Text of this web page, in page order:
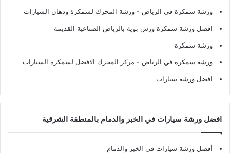
ورشة سمكرة في الرياض - ورشة المحرك لسمكرة ودهان السيارات
افضل ورشة سمكرة ورش بوية بالرياض الصناعية القديمة
ورشة سمكرة
ورشة سمكرة في الرياض - مركز المحرك الافضل لسمكرة السيارات
افضل ورشة سيارات
افضل ورشة سيارات في الخبر والدمام بالمنطقة الشرقية
أفضل ورشة سيارات في الخبر والدمام